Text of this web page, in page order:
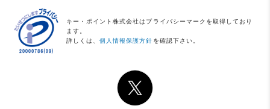
キー・ポイント株式会社はプライバシーマークを取得しており
ます。
詳しくは、個人情報保護方針 を確認下さい。